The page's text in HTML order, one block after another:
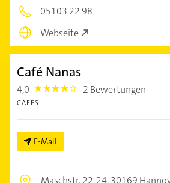
05103 22 98
Webseite
Café Nanas
4,0 4.0 2 Bewertungen
CAFÉS
E-Mail